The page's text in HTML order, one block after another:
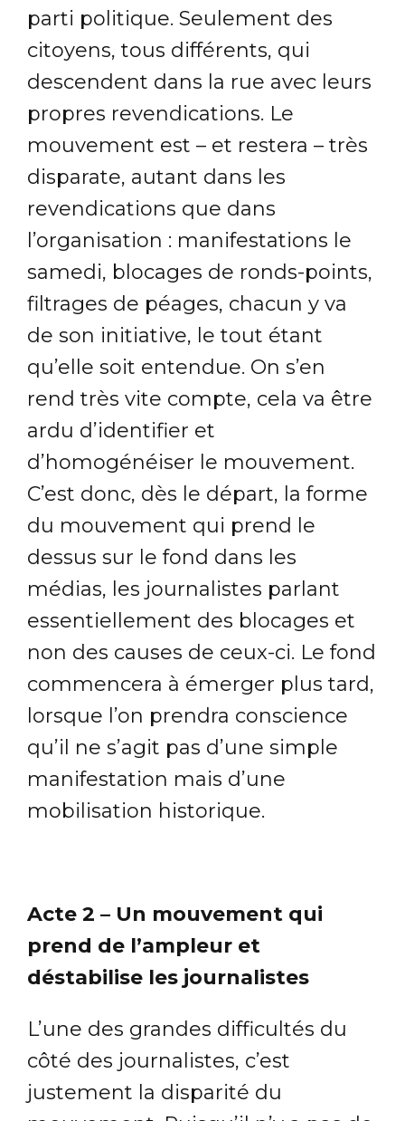
parti politique. Seulement des
citoyens, tous différents, qui
descendent dans la rue avec leurs
propres revendications. Le
mouvement est – et restera – très
disparate, autant dans les
revendications que dans
l’organisation : manifestations le
samedi, blocages de ronds-points,
filtrages de péages, chacun y va
de son initiative, le tout étant
qu’elle soit entendue. On s’en
rend très vite compte, cela va être
ardu d’identifier et
d’homogénéiser le mouvement.
C’est donc, dès le départ, la forme
du mouvement qui prend le
dessus sur le fond dans les
médias, les journalistes parlant
essentiellement des blocages et
non des causes de ceux-ci. Le fond
commencera à émerger plus tard,
lorsque l’on prendra conscience
qu’il ne s’agit pas d’une simple
manifestation mais d’une
mobilisation historique.
Acte 2 – Un mouvement qui
prend de l’ampleur et
déstabilise les journalistes
L’une des grandes difficultés du
côté des journalistes, c’est
justement la disparité du